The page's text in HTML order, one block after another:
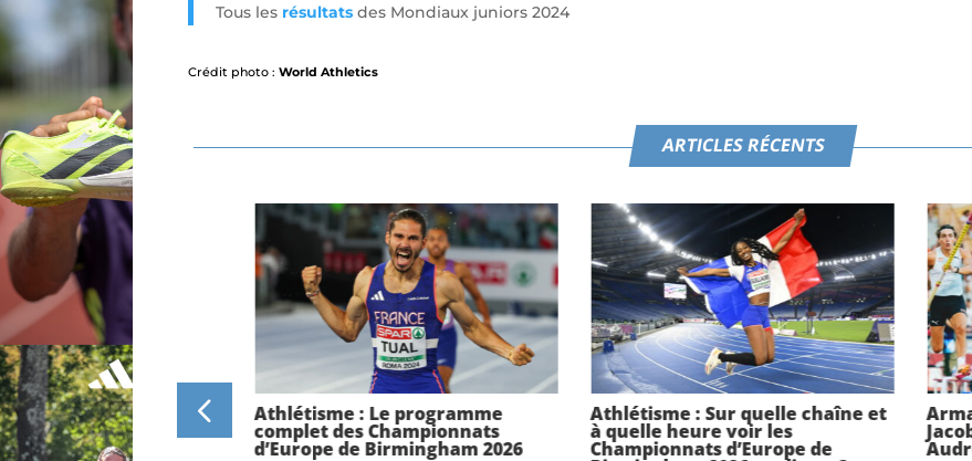
Tous les résultats des Mondiaux juniors 2024
Crédit photo : World Athletics
ARTICLES RÉCENTS
d’Europe de
: Interview croisée
et Mathieu Collet,
Athlétisme : Le programme
complet des Championnats
d’Europe de Birmingham 2026
Athlétisme : Sur quelle chaîne et
à quelle heure voir les
Championnats d’Europe de